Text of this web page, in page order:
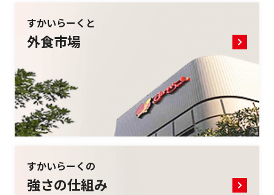
すかいらーくと
外食市場
すかいらーくの
強さの仕組み